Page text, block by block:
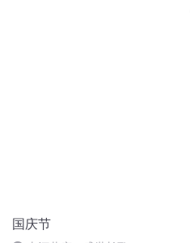
国庆节